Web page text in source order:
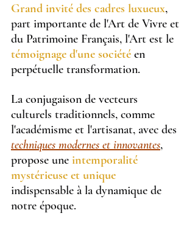
Grand invité des cadres luxueux,
part importante de l'Art de Vivre et
du Patrimoine Français, l'Art est le
témoignage d'une société en
perpétuelle transformation.
La conjugaison de vecteurs
culturels traditionnels, comme
l'académisme et l'artisanat, avec des
techniques modernes et innovantes,
propose une intemporalité
mystérieuse et unique
indispensable à la dynamique de
notre époque.